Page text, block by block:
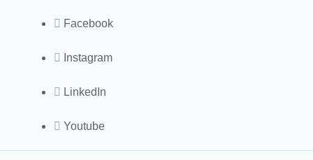
Facebook
Instagram
LinkedIn
Youtube